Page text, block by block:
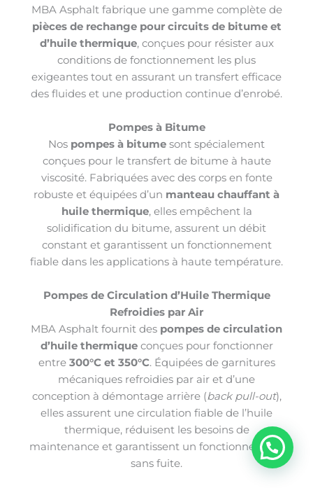
MBA Asphalt fabrique une gamme complète de
pièces de rechange pour circuits de bitume et
d’huile thermique, conçues pour résister aux
conditions de fonctionnement les plus
exigeantes tout en assurant un transfert efficace
des fluides et une production continue d’enrobé.
Pompes à Bitume
Nos pompes à bitume sont spécialement
conçues pour le transfert de bitume à haute
viscosité. Fabriquées avec des corps en fonte
robuste et équipées d’un manteau chauffant à
huile thermique, elles empêchent la
solidification du bitume, assurent un débit
constant et garantissent un fonctionnement
fiable dans les applications à haute température.
Pompes de Circulation d’Huile Thermique
Refroidies par Air
MBA Asphalt fournit des pompes de circulation
d’huile thermiqueconçues pour fonctionner
entre 300°C et 350°C. Équipées de garnitures
mécaniques refroidies par air et d’une
conception à démontage arrière (back pull-out),
elles assurent une circulation fiable de l’huile
thermique, réduisent les besoins de
maintenance et garantissent un fonctionnement
sans fuite.